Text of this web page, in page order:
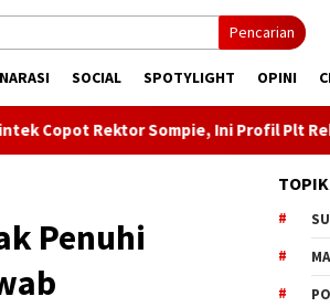
Pencarian
NARASI SOCIAL SPOTYLIGHT OPINI
Sompie, Ini Profil Plt Rektor
Penuhi